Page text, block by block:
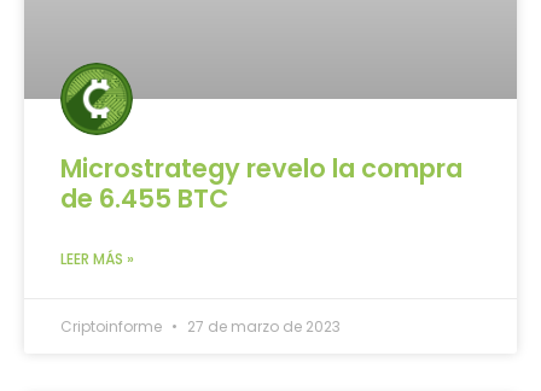
Microstrategy revelo la compra
de 6.455 BTC
LEER MÁS »
Criptoinforme 27 de marzo de 2023